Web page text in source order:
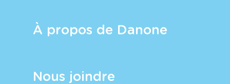
À propos de Danone
Nous joindre